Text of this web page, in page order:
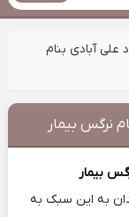
علی آبادی بنام
نرگس بیمار
بیمار
به این سبک به